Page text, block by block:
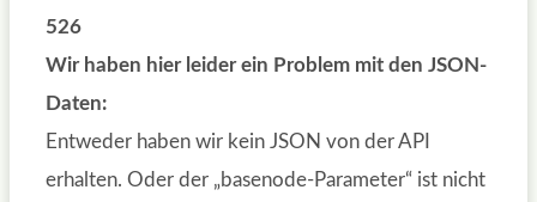
526
Wir haben hier leider ein Problem mit den JSON-
Daten:
Entweder haben wir kein JSON von der API
erhalten. Oder der „basenode-Parameter“ ist nicht